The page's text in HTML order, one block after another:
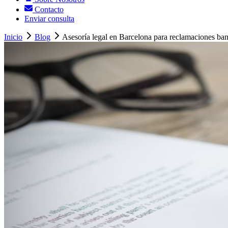
Contacto
Enviar consulta
Inicio Blog Asesoría legal en Barcelona para reclamaciones